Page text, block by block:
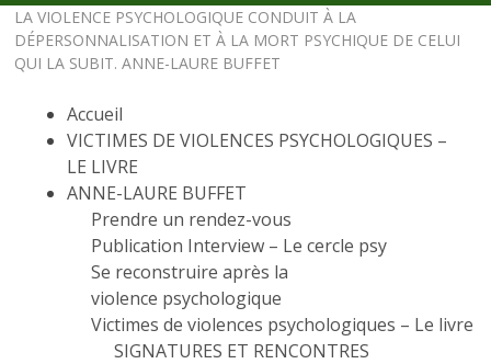
LA VIOLENCE PSYCHOLOGIQUE CONDUIT À LA
DÉPERSONNALISATION ET À LA MORT PSYCHIQUE DE CELUI
QUI LA SUBIT. ANNE-LAURE BUFFET
Accueil
VICTIMES DE VIOLENCES PSYCHOLOGIQUES –
LE LIVRE
ANNE-LAURE BUFFET
Prendre un rendez-vous
Publication Interview – Le cercle psy
Se reconstruire après la
violence psychologique
Victimes de violences psychologiques – Le livre
SIGNATURES ET RENCONTRES